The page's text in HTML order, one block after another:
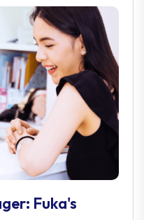
Fuka's